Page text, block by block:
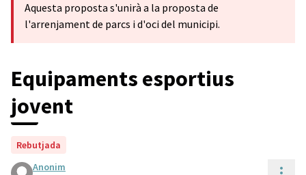
Aquesta proposta s'unirà a la proposta de
l'arrenjament de parcs i d'oci del municipi.
Equipaments esportius
jovent
Rebutjada
Anonim